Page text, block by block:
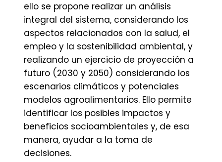
ello se propone realizar un análisis
integral del sistema, considerando los
aspectos relacionados con la salud, el
empleo y la sostenibilidad ambiental, y
realizando un ejercicio de proyección a
futuro (2030 y 2050) considerando los
escenarios climáticos y potenciales
modelos agroalimentarios. Ello permite
identificar los posibles impactos y
beneficios socioambientales y, de esa
manera, ayudar a la toma de
decisiones.